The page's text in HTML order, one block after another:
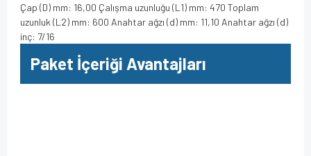
Çap (D) mm: 16,00 Çalışma uzunluğu (L1) mm: 470 Toplam
uzunluk (L2) mm: 600 Anahtar ağzı (d) mm: 11,10 Anahtar ağzı (d)
inç: 7/16
Paket İçeriği Avantajları